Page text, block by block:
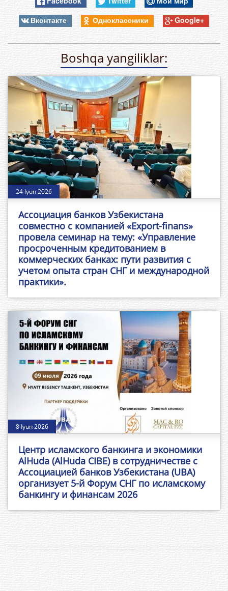
Вконтакте
Одноклассники Google+
Boshqa yangiliklar:
24 Iyun 2026
Ассоциация банков Узбекистана
совместно с компанией «Export-finans»
провела семинар на тему: «Управление
просроченным кредитованием в
коммерческих банках: пути развития с
учетом опыта стран СНГ и международной
практики».
8 Iyun 2026
Центр исламского банкинга и экономики
AlHuda (AlHuda CIBE) в сотрудничестве с
Ассоциацией банков Узбекистана (UBA)
организует 5-й Форум СНГ по исламскому
банкингу и финансам 2026